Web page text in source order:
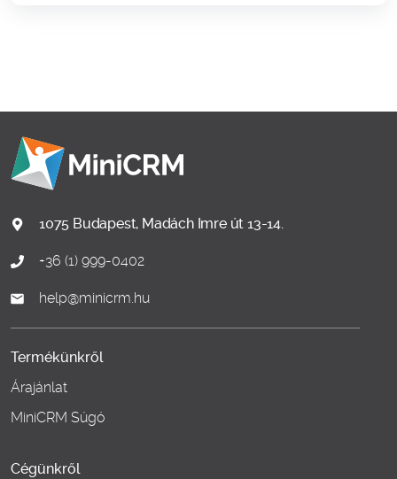
1075 Budapest, Madách Imre út 13-14.
+36 (1) 999-0402
help@minicrm.hu
Termékünkről
Árajánlat
MiniCRM Súgó
Cégünkről